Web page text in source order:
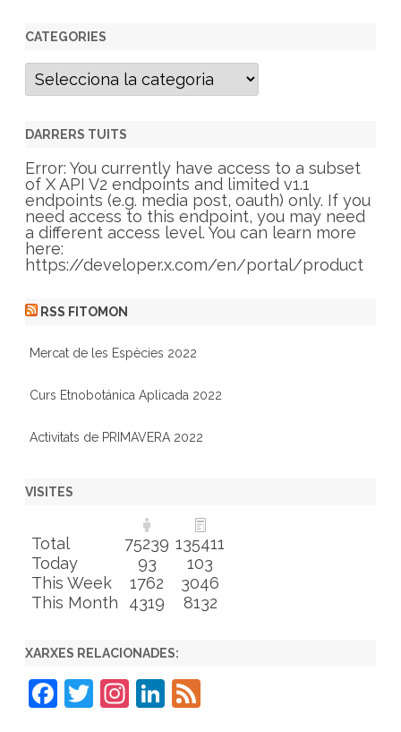
CATEGORIES
C
t
g
r
i
e
s
DARRERS TUITS
Error: You currently have access to a subset
of X API V2 endpoints and limited v1.1
endpoints (e.g. media post, oauth) only. If you
need access to this endpoint, you may need
a different access level. You can learn more
here:
https://developer.x.com/en/portal/product
RSS FITOMON
Mercat de les Espècies 2022
Curs Etnobotánica Aplicada 2022
Activitats de PRIMAVERA 2022
VISITES
Total 75239 135411
Today
93
103
This Week
1762
3046
This Month
4319 8132
XARXES RELACIONADES:
F
T
In Li